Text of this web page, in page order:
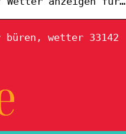
wetter 33142